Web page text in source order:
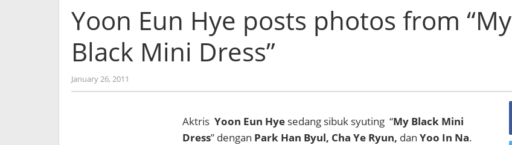
Yoon Eun Hye posts photos from “My
Black Mini Dress”
January 26, 2011
Koreanindo
Aktris Yoon Eun Hyesedang sibuk syuting “My Black Mini
Dress” dengan Park Han Byul, Cha Ye Ryun, dan Yoo In Na.